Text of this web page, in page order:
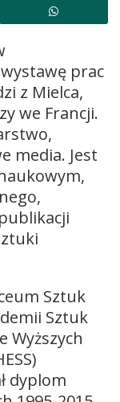
prac
z Mielca,
we Francji.
media. Jest
Sztuk
Sztuk
Wyższych
dyplom